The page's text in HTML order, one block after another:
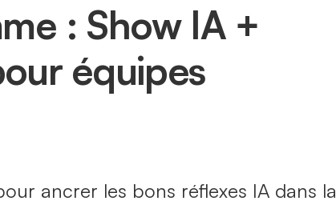
: Show IA +
équipes
ancrer les bons réflexes IA dans la